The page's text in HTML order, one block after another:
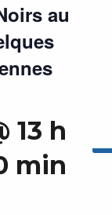
au
13 h
min